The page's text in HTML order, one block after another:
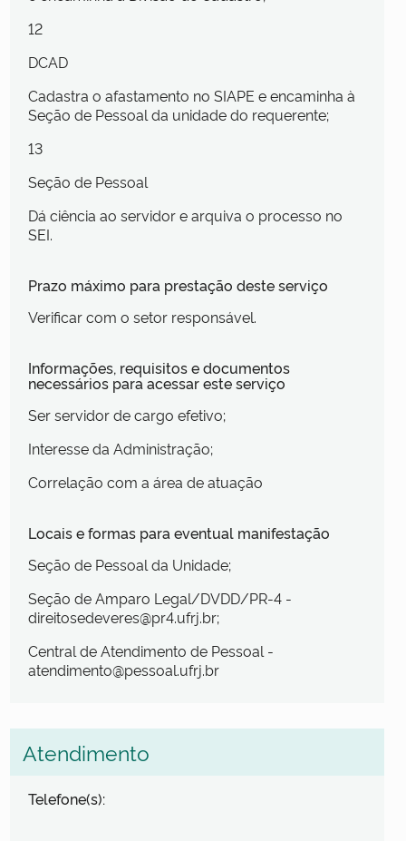
12
DCAD
Cadastra o afastamento no SIAPE e encaminha à
Seção de Pessoal da unidade do requerente;
13
Seção de Pessoal
Dá ciência ao servidor e arquiva o processo no
SEI.
Prazo máximo para prestação deste serviço
Verificar com o setor responsável.
Informações, requisitos e documentos
necessários para acessar este serviço
Ser servidor de cargo efetivo;
Interesse da Administração;
Correlação com a área de atuação
Locais e formas para eventual manifestação
Seção de Pessoal da Unidade;
Seção de Amparo Legal/DVDD/PR-4 -
direitosedeveres@pr4.ufrj.br;
Central de Atendimento de Pessoal -
atendimento@pessoal.ufrj.br
Atendimento
Telefone(s):